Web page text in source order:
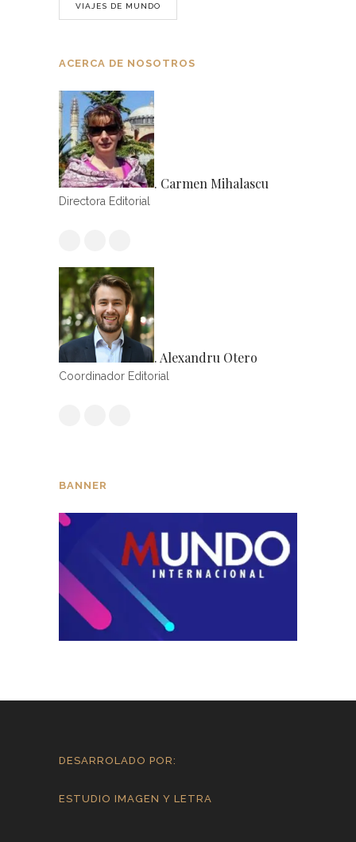
VIAJES DE MUNDO
ACERCA DE NOSOTROS
. Carmen Mihalascu
Directora Editorial
. Alexandru Otero
Coordinador Editorial
BANNER
DESARROLADO POR:
ESTUDIO IMAGEN Y LETRA